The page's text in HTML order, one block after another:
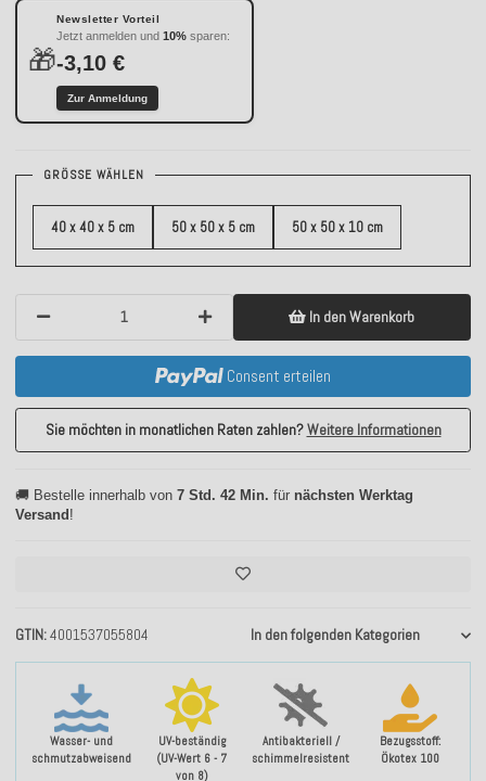
Wasser- und
schmutzabweisend
UV-beständig
(UV-Wert 6 - 7
von 8)
Antibakteriell /
schimmelresistent
Bezugsstoff:
Ökotex 100
GTIN 4001537055804 In den folgenden Kategorien
🎁
Newsletter Vorteil
Jetzt anmelden und 10% sparen:
-3,10 €
Zur Anmeldung
GRÖSSE WÄHLEN
40 x 40 x 5 cm 50 x 50 x 5 cm 50 x 50 x 10 cm
In den Warenkorb
Consent erteilen
Sie möchten in monatlichen Raten zahlen?Weitere Informationen
🚚 Bestelle innerhalb von 7 Std. 42 Min. für nächsten Werktag
Versand!